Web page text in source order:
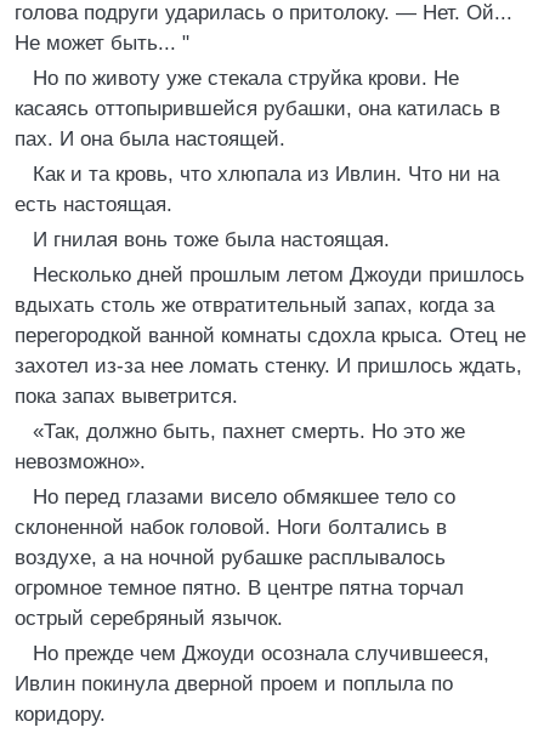
голова подруги ударилась о притолоку. — Нет. Ой...
Не может быть... "
Но по животу уже стекала струйка крови. Не
касаясь оттопырившейся рубашки, она катилась в
пах. И она была настоящей.
Как и та кровь, что хлюпала из Ивлин. Что ни на
есть настоящая.
И гнилая вонь тоже была настоящая.
Несколько дней прошлым летом Джоуди пришлось
вдыхать столь же отвратительный запах, когда за
перегородкой ванной комнаты сдохла крыса. Отец не
захотел из-за нее ломать стенку. И пришлось ждать,
пока запах выветрится.
«Так, должно быть, пахнет смерть. Но это же
невозможно».
Но перед глазами висело обмякшее тело со
склоненной набок головой. Ноги болтались в
воздухе, а на ночной рубашке расплывалось
огромное темное пятно. В центре пятна торчал
острый серебряный язычок.
Но прежде чем Джоуди осознала случившееся,
Ивлин покинула дверной проем и поплыла по
коридору.